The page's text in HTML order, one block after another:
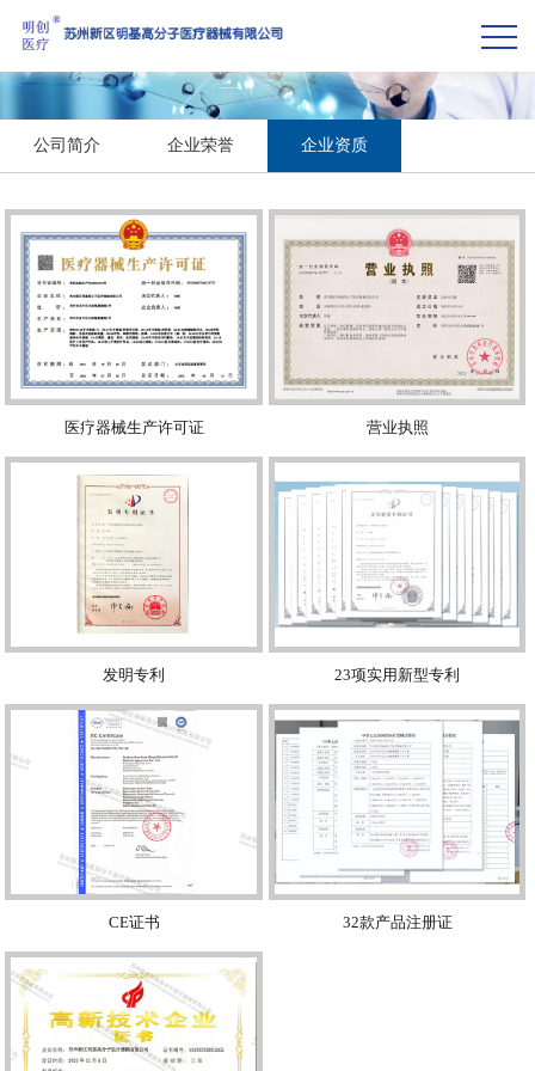
公司简介 企业荣誉 企业资质
医疗器械生产许可证 营业执照
发明专利 23项实用新型专利
CE证书 32款产品注册证